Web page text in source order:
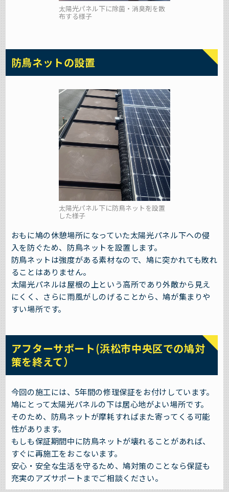
太陽光パネル下に除菌・消臭剤を散
布する様子
防鳥ネットの設置
太陽光パネル下に防鳥ネットを設置
した様子
おもに鳩の休憩場所になっていた太陽光パネル下への侵
入を防ぐため、防鳥ネットを設置します。
防鳥ネットは強度がある素材なので、鳩に突かれても敗れ
ることはありません。
太陽光パネルは屋根の上という高所であり外敵から見え
にくく、さらに雨風がしのげることから、鳩が集まりや
すい場所です。
アフターサポート(浜松市中央区での鳩対
策を終えて）
今回の施工には、5年間の修理保証をお付けしています。
鳩にとって太陽光パネルの下は居心地がよい場所です。
そのため、防鳥ネットが摩耗すればまた寄ってくる可能
性があります。
もしも保証期間中に防鳥ネットが壊れることがあれば、
すぐに再施工をおこないます。
安心・安全な生活を守るため、鳩対策のことなら保証も
充実のアズサポートまでご相談ください。